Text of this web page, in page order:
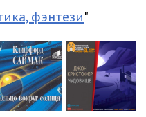
фэнтези"